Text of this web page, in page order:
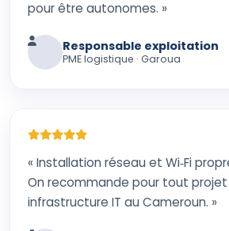
pour être autonomes. »
Responsable exploitation
PME logistique · Garoua
« Installation réseau et Wi‑Fi
On recommande pour tout
infrastructure IT au Cameroun. »